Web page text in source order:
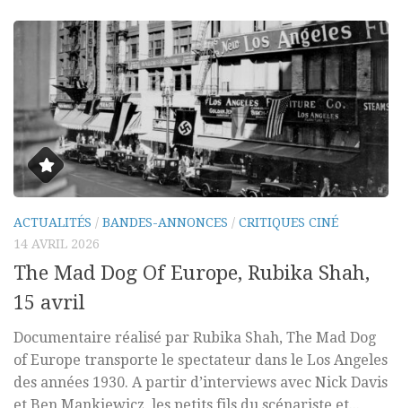
ACTUALITÉS / BANDES-ANNONCES / CRITIQUES CINÉ
14 AVRIL 2026
The Mad Dog Of Europe, Rubika Shah,
15 avril
Documentaire réalisé par Rubika Shah, The Mad Dog
of Europe transporte le spectateur dans le Los Angeles
des années 1930. A partir d’interviews avec Nick Davis